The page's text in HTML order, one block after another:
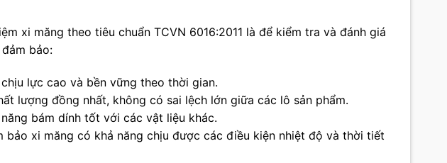
xi măng theo tiêu chuẩn TCVN 6016:2011 là để kiểm tra và đánh giá
bảo:
lực cao và bền vững theo thời gian.
lượng đồng nhất, không có sai lệch lớn giữa các lô sản phẩm.
bám dính tốt với các vật liệu khác.
bảo xi măng có khả năng chịu được các điều kiện nhiệt độ và thời tiết